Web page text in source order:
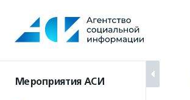
содержанию
Мероприятия АСИ